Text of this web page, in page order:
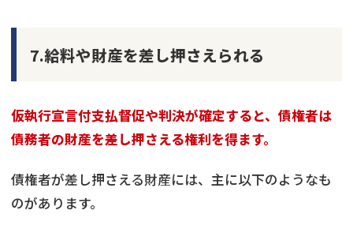
7.給料や財産を差し押さえられる
仮執行宣言付支払督促や判決が確定すると、債権者は
債務者の財産を差し押さえる権利を得ます。
債権者が差し押さえる財産には、主に以下のようなも
のがあります。